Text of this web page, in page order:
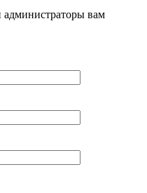
администраторы вам